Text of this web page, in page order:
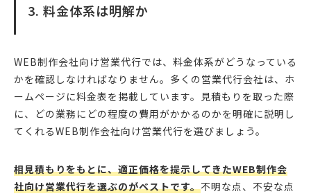
3. 料金体系は明解か
WEB制作会社向け営業代行では、料金体系がどうなっている
かを確認しなければなりません。多くの営業代行会社は、ホ
ームページに料金表を掲載しています。見積もりを取った際
に、どの業務にどの程度の費用がかかるのかを明確に説明し
てくれるWEB制作会社向け営業代行を選びましょう。
相見積もりをもとに、適正価格を提示してきたWEB制作会
社向け営業代行を選ぶのがベストです。不明な点、不安な点